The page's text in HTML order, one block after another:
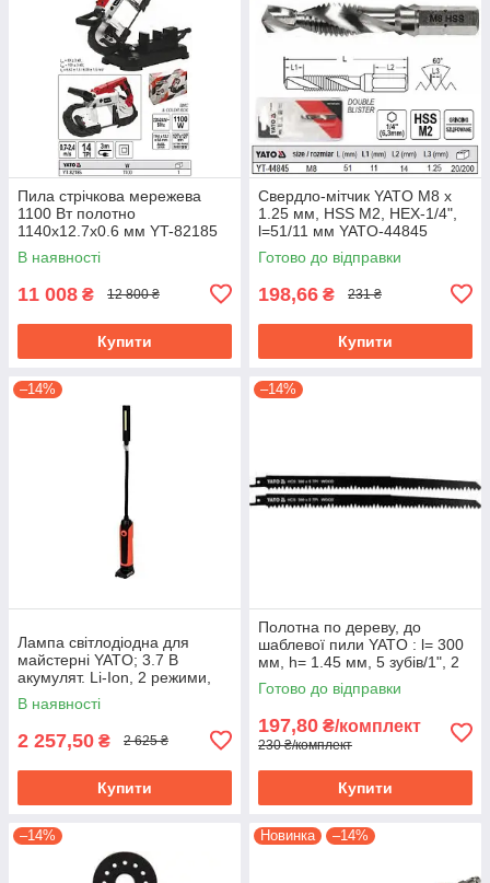
Пила стрічкова мережева
1100 Вт полотно
1140х12.7х0.6 мм YT-82185
В наявності
11 008 ₴ 12 800 ₴
Купити
Свердло-мітчик YATO М8 х
1.25 мм, HSS М2, HEX-1/4",
l=51/11 мм YATO-44845
Готово до відправки
198,66 ₴ 231 ₴
Купити
–14%
Лампа світлодіодна для
майстерні YATO; 3.7 В
акумулят. Li-Ion, 2 режими,
зарядний USB пристрій YT-
08527
В наявності
2 257,50 ₴ 2 625 ₴
Купити
–14%
Полотна по дереву, до
шаблевої пили YATO : l= 300
мм, h= 1.45 мм, 5 зубів/1", 2
шт. YT-33920
Готово до відправки
197,80 ₴/комплект
230 ₴/комплект
Купити
–14% Новинка –14%